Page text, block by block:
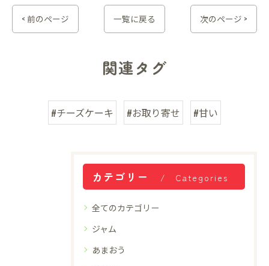
< 前のページ 一覧に戻る 次のページ >
関連タグ
#チーズケーキ #お取り寄せ #甘い
カテゴリー Categories
全てのカテゴリー
ジャム
あまおう